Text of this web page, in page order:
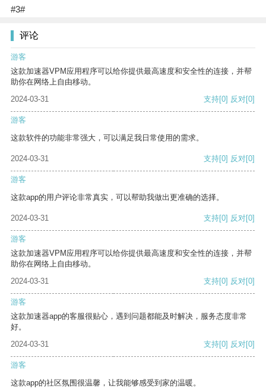
#3#
评论
游客
这款加速器VPM应用程序可以给你提供最高速度和安全性的连接，并帮
助你在网络上自由移动。
2024-03-31
支持[0] 反对[0]
游客
这款软件的功能非常强大，可以满足我日常使用的需求。
2024-03-31 支持[0] 反对[0]
游客
这款app的用户评论非常真实，可以帮助我做出更准确的选择。
2024-03-31 支持[0] 反对[0]
游客
这款加速器VPM应用程序可以给你提供最高速度和安全性的连接，并帮
助你在网络上自由移动。
2024-03-31
支持[0] 反对[0]
游客
这款加速器app的客服很贴心，遇到问题都能及时解决，服务态度非常
好。
2024-03-31
支持[0] 反对[0]
游客
这款app的社区氛围很温馨，让我能够感受到家的温暖。